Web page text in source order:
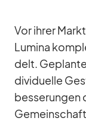
Vor ih­rer
Lu­mina
delt.
di­vi­du­elle
bes­se­run­gen